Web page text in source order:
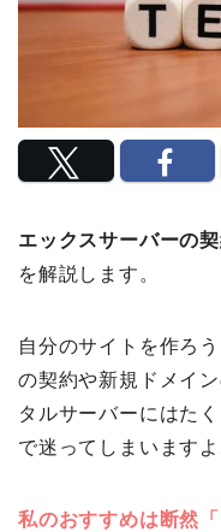
エックスサーバーの
を解説します。
自分のサイトを作ろ
の契約や新規ドメイ
タルサーバーにはた
で迷ってしまいますよ
私のおすすめは断然